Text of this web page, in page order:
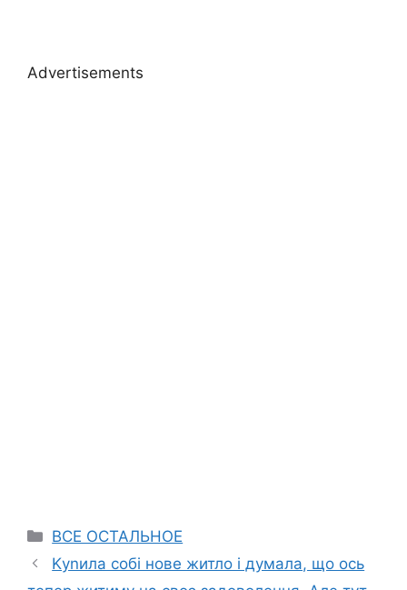
Advertisements
Categories
ВСЕ ОСТАЛЬНОЕ
Kуnила собі нове житло і думала, що ось